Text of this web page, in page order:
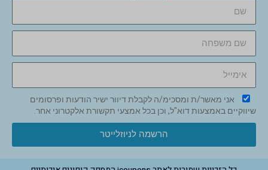
אני מאשר/ת ומסכימ/ה לקבלת דיוור ישיר הודעות ופרסומים
שיווקיים באמצעות דוא"ל, וכן בכל אמצעי תקשורת אלקטרוני אחר.
הרשמה לניוזלייטר